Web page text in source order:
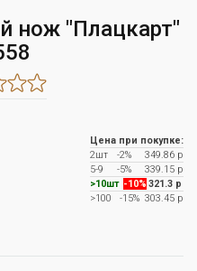
нож "Плацкарт"
Цена при покупке:
2шт
-2%
349.86 р
5-9
-5%
339.15 р
>10шт -10% 321.3 р
>100
-15% 303.45 р